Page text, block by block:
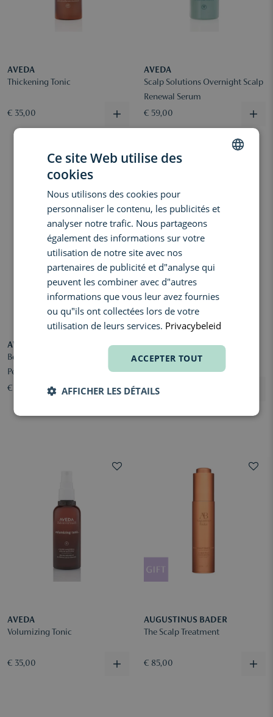
AVEDA
Thickening Tonic
€ 35,00
AVEDA
Scalp Solutions Overnight Scalp
Renewal Serum
€ 59,00
AVEDA
Be Curly Advanced Curl
Perfecting Primer
€ 47,00
HAIR RITUEL BY SISLEY
La Cure Antipelliculaire
Apaisante
€ 106,00
AVEDA
Volumizing Tonic
€ 35,00
AUGUSTINUS BADER
The Scalp Treatment
€ 85,00
Ce site Web utilise des
cookies
Nous utilisons des cookies pour
personnaliser le contenu, les publicités et
analyser notre trafic. Nous partageons
également des informations sur votre
utilisation de notre site avec nos
partenaires de publicité et d"analyse qui
peuvent les combiner avec d"autres
informations que vous leur avez fournies
ou qu"ils ont collectées lors de votre
utilisation de leurs services. Privacybeleid
ACCEPTER TOUT
AFFICHER LES DÉTAILS